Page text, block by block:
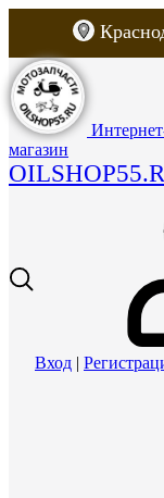
магазин
Вход |